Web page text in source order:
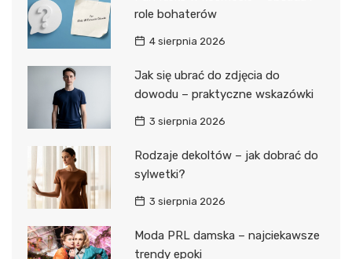
role bohaterów
4 sierpnia 2026
Jak się ubrać do zdjęcia do
dowodu – praktyczne wskazówki
3 sierpnia 2026
Rodzaje dekoltów – jak dobrać do
sylwetki?
3 sierpnia 2026
Moda PRL damska – najciekawsze
trendy epoki